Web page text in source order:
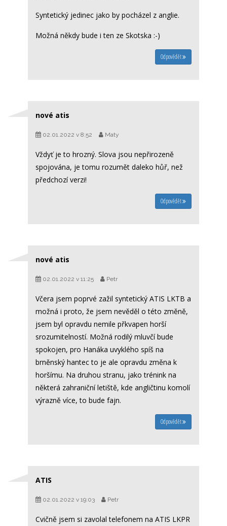
Syntetický jedinec jako by pocházel z anglie.
Možná někdy bude i ten ze Skotska :-)
Odpovědět
nové atis
02.01.2022 v 8:52 Maty
Vždyť je to hrozný. Slova jsou nepřirozeně
spojována, je tomu rozumět daleko hůř, než
předchozí verzi!
Odpovědět
nové atis
02.01.2022 v 11:25 Petr
Včera jsem poprvé zažil syntetický ATIS LKTB a
možná i proto, že jsem nevěděl o této změně,
jsem byl opravdu nemile přkvapen horší
srozumitelností. Možná rodilý mluvčí bude
spokojen, pro Hanáka uvyklého spíš na
brněnský hantec to je ale opravdu změna k
horšímu. Na druhou stranu, jako trénink na
některá zahraniční letiště, kde angličtinu komolí
výrazně více, to bude fajn.
Odpovědět
ATIS
02.01.2022 v 19:03 Petr
Cvičně jsem si zavolal telefonem na ATIS LKPR